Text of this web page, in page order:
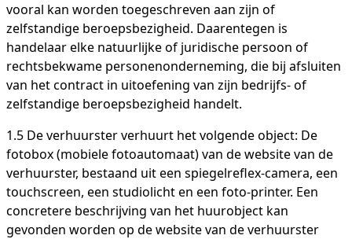
vooral kan worden toegeschreven aan zijn of
zelfstandige beroepsbezigheid. Daarentegen is
handelaar elke natuurlijke of juridische persoon of
rechtsbekwame personenonderneming, die bij afsluiten
van het contract in uitoefening van zijn bedrijfs- of
zelfstandige beroepsbezigheid handelt.
1.5 De verhuurster verhuurt het volgende object: De
fotobox (mobiele fotoautomaat) van de website van de
verhuurster, bestaand uit een spiegelreflex-camera, een
touchscreen, een studiolicht en een foto-printer. Een
concretere beschrijving van het huurobject kan
gevonden worden op de website van de verhuurster